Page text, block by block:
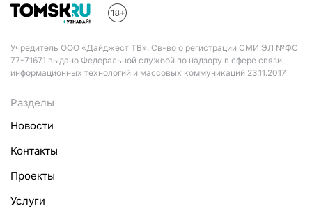
Учредитель ООО «Дайджест ТВ». Св-во о регистрации СМИ ЭЛ №ФС
77-71671 выдано Федеральной службой по надзору в сфере связи,
информационных технологий и массовых коммуникаций 23.11.2017
Разделы
Новости
Контакты
Проекты
Услуги